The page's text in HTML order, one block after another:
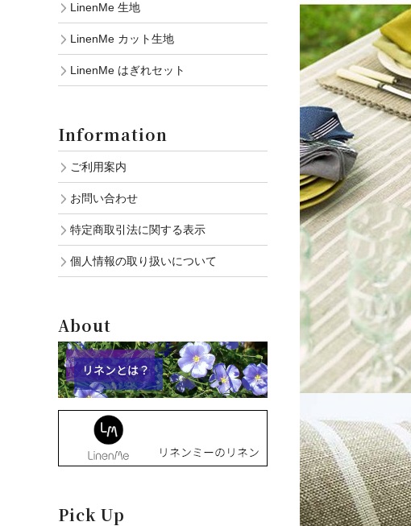
LinenMe 生地
LinenMe カット生地
LinenMe はぎれセット
Information
ご利用案内
お問い合わせ
特定商取引法に関する表示
個人情報の取り扱いについて
About
Pick Up